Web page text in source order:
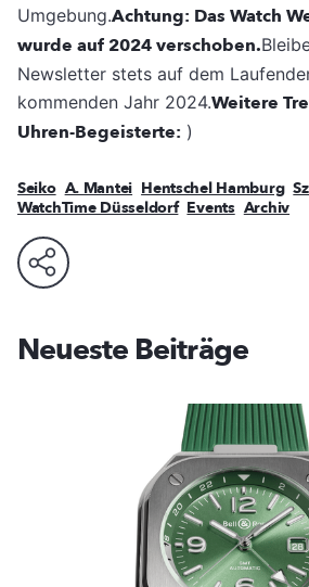
Umgebung.Achtung: Das Watch
wurde auf 2024 verschoben.
Newsletter stets auf dem
kommenden Jahr 2024.Weitere
Uhren-Begeisterte: )
Seiko A. Mantei Hentschel Hamburg
WatchTime Düsseldorf Events Archiv
Neueste Beiträge